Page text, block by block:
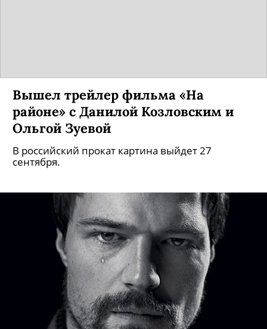
Вышел трейлер фильма «На
районе» с Данилой Козловским и
Ольгой Зуевой
В российский прокат картина выйдет 27
сентября.